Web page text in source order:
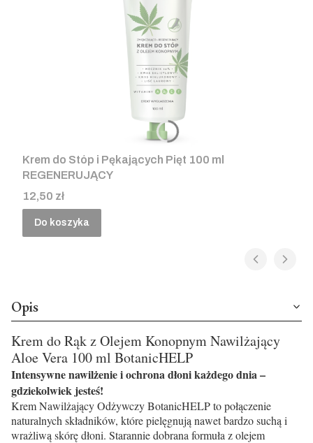
Krem do Stóp i Pękających Pięt 100 ml
REGENERUJĄCY
Cena
12,50 zł
Do koszyka
Opis
Krem do Rąk z Olejem Konopnym Nawilżający
Aloe Vera 100 ml BotanicHELP
Intensywne nawilżenie i ochrona dłoni każdego dnia –
gdziekolwiek jesteś!
Krem Nawilżający Odżywczy BotanicHELP to połączenie
naturalnych składników, które pielęgnują nawet bardzo suchą i
wrażliwą skórę dłoni. Starannie dobrana formuła z olejem